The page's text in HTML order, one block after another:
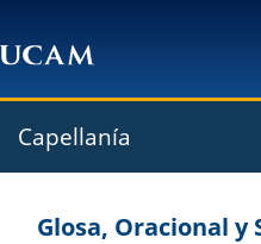
Capellanía
Glosa, Oracional y